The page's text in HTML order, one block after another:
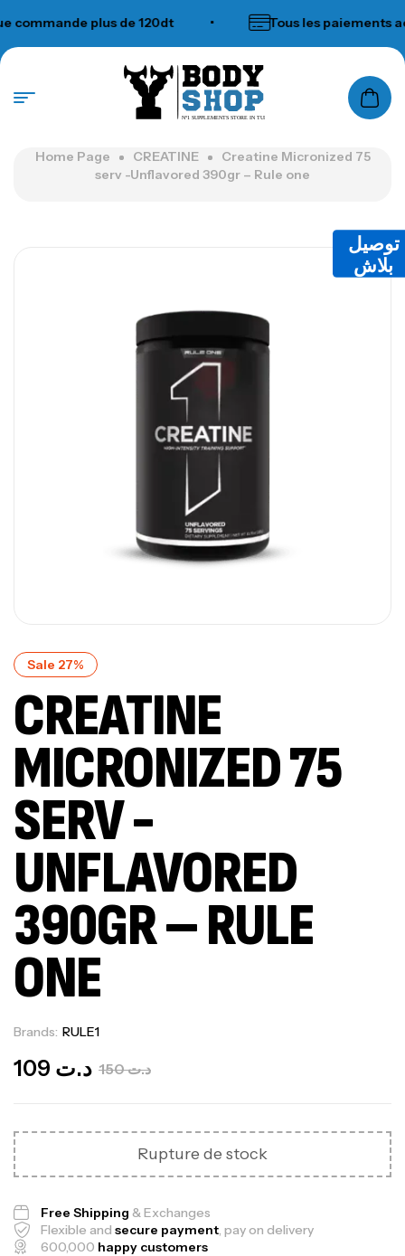
plus de 120dt Tous les paiements
N°1 SUPPLEMENTS STORE IN TUNISIA
Home Page CREATINE
Creatine Micronized 75
serv -Unflavored 390gr – Rule one
توصيل
بلاش
Sale 27%
CREATINE
MICRONIZED 75
SERV -
UNFLAVORED
390GR – RULE
ONE
Brands: RULE1
د.ت150 د.ت
Rupture de stock
Free Shipping & Exchanges
Flexible and secure payment, pay on delivery
600,000 happy customers